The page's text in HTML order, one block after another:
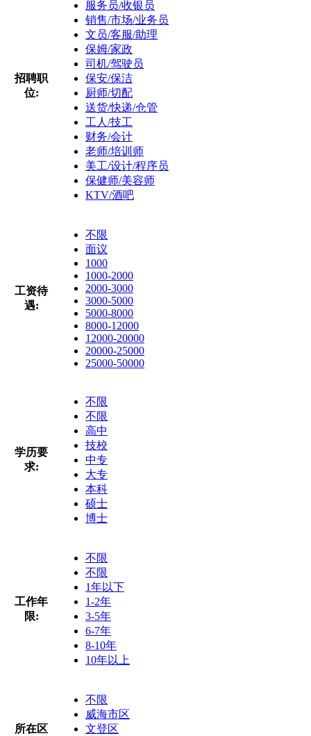
招聘职
位:
服务员/收银员
销售/市场/业务员
文员/客服/助理
保姆/家政
司机/驾驶员
保安/保洁
厨师/切配
送货/快递/仓管
工人/技工
财务/会计
老师/培训师
美工/设计/程序员
保健师/美容师
KTV/酒吧
工资待
遇:
不限
面议
1000
1000-2000
2000-3000
3000-5000
5000-8000
8000-12000
12000-20000
20000-25000
25000-50000
学历要
求:
不限
不限
高中
技校
中专
大专
本科
硕士
博士
工作年
限:
不限
不限
1年以下
1-2年
3-5年
6-7年
8-10年
10年以上
所在区
不限
威海市区
文登区